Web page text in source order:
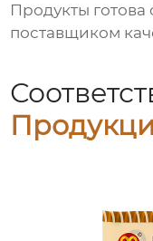
Продукты
поставщиком